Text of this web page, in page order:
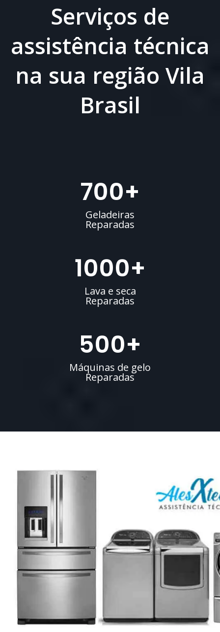
Serviços de
assistência técnica
na sua região Vila
Brasil
700+
Geladeiras
Reparadas
1000+
Lava e seca
Reparadas
500+
Máquinas de gelo
Reparadas